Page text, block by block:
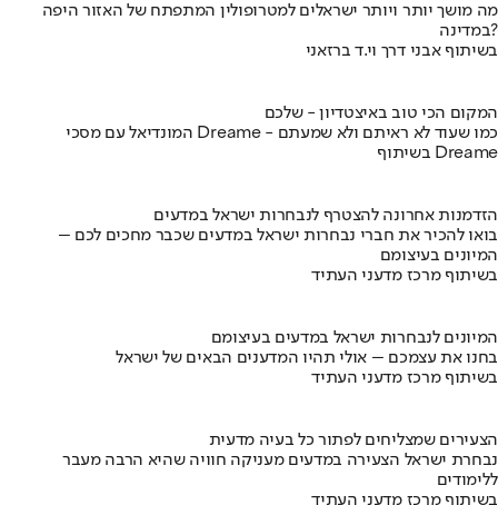
מה מושך יותר ויותר ישראלים למטרופולין המתפתח של האזור היפה
במדינה?
בשיתוף אבני דרך וי.ד ברזאני
המקום הכי טוב באיצטדיון - שלכם
המונדיאל עם מסכי Dreame - כמו שעוד לא ראיתם ולא שמעתם
בשיתוף Dreame
הזדמנות אחרונה להצטרף לנבחרות ישראל במדעים
בואו להכיר את חברי נבחרות ישראל במדעים שכבר מחכים לכם –
המיונים בעיצומם
בשיתוף מרכז מדעני העתיד
המיונים לנבחרות ישראל במדעים בעיצומם
בחנו את עצמכם – אולי תהיו המדענים הבאים של ישראל
בשיתוף מרכז מדעני העתיד
הצעירים שמצליחים לפתור כל בעיה מדעית
נבחרת ישראל הצעירה במדעים מעניקה חוויה שהיא הרבה מעבר
ללימודים
בשיתוף מרכז מדעני העתיד